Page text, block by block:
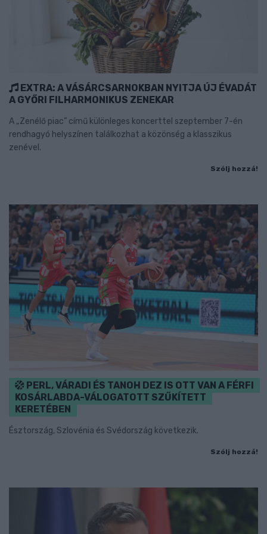
EXTRA: A VÁSÁRCSARNOKBAN NYITJA ÚJ ÉVADÁT
A GYŐRI FILHARMONIKUS ZENEKAR
A „Zenélő piac” című különleges koncerttel szeptember 7-én
rendhagyó helyszínen találkozhat a közönség a klasszikus
zenével.
Szólj hozzá!
PERL, VÁRADI ÉS TANOH DEZ IS OTT VAN A FÉRFI
KOSÁRLABDA-VÁLOGATOTT SZŰKÍTETT
KERETÉBEN
Észtország, Szlovénia és Svédország következik.
Szólj hozzá!